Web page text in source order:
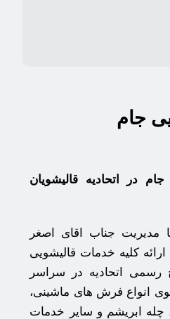
جام
در اتحادیه قالیشویان
مدیریت جناب اقای اصغر
کلیه خدمات قالیشویی
رسمی اتحادیه در سراسر
انواع فرش های ماشینی،
چله ابریشم و سایر خدمات